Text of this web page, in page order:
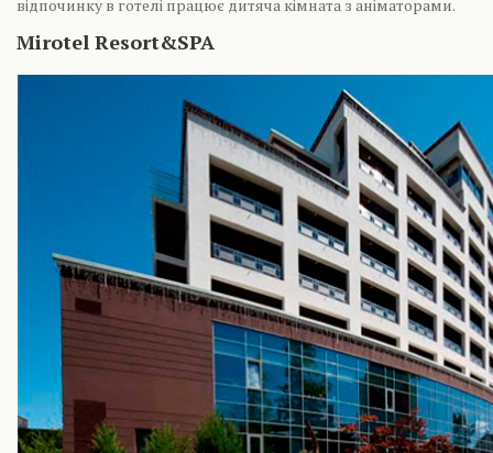
відпочинку в готелі працює дитяча кімната з аніматорами.
Mirotel Resort&SPA